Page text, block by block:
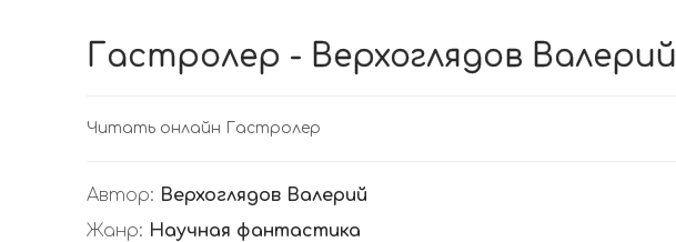
Гастролер - Верхоглядов Валерий
Читать онлайн Гастролер
Автор: Верхоглядов Валерий
Жанр: Научная фантастика